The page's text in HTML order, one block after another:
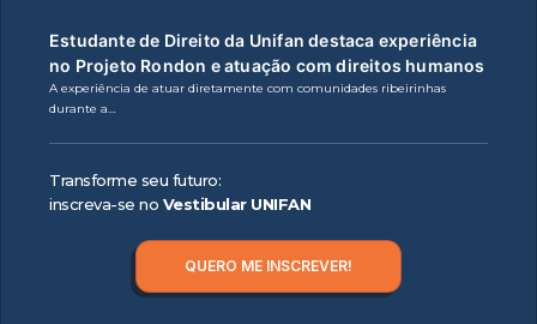
Estudante de Direito da Unifan destaca experiência
no Projeto Rondon e atuação com direitos humanos
A experiência de atuar diretamente com comunidades ribeirinhas
durante a…
Transforme seu futuro:
inscreva-se no Vestibular UNIFAN
QUERO ME INSCREVER!